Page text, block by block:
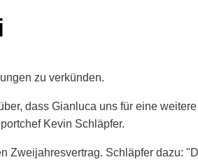
zu verkünden.
dass Gianluca uns für eine
Kevin Schläpfer.
Schläpfer dazu: